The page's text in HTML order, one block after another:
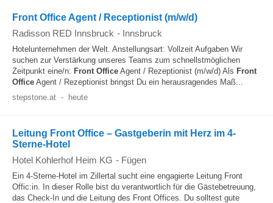
Front Office Agent / Receptionist (m/w/d)
Radisson RED Innsbruck - Innsbruck
Hotelunternehmen der Welt. Anstellungsart: Vollzeit Aufgaben Wir
suchen zur Verstärkung unseres Teams zum schnellstmöglichen
Zeitpunkt eine/n: Front Office Agent / Rezeptionist (m/w/d) Als Front
Office Agent / Rezeptionist bringst Du ein herausragendes Maß...
stepstone.at - heute
Leitung Front Office – Gastgeberin mit Herz im 4-
Sterne-Hotel
Hotel Kohlerhof Heim KG - Fügen
Ein 4-Sterne-Hotel im Zillertal sucht eine engagierte Leitung Front
Offic:in. In dieser Rolle bist du verantwortlich für die Gästebetreuung,
das Check-In und die Leitung des Front Offices. Du solltest gute